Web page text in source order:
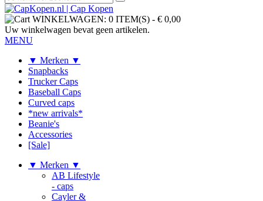
WINKELWAGEN: 0 ITEM(S) - € 0,00
Uw winkelwagen bevat geen artikelen.
MENU
▼ Merken ▼
Snapbacks
Trucker Caps
Baseball Caps
Curved caps
*new arrivals*
Beanie's
Accessories
[Sale]
▼ Merken ▼
AB Lifestyle
- caps
Cayler &